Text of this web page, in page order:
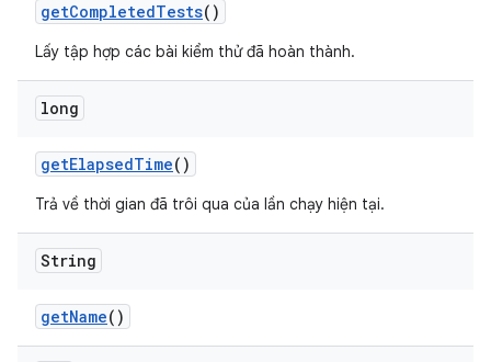
getCompletedTests()
Lấy tập hợp các bài kiểm thử đã hoàn thành.
long
getElapsedTime()
Trả về thời gian đã trôi qua của lần chạy hiện tại.
String
getName()